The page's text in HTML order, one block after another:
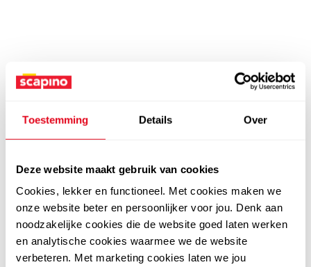
Toestemming Details Over
Deze website maakt gebruik van cookies
Cookies, lekker en functioneel. Met cookies maken we
onze website beter en persoonlijker voor jou. Denk aan
noodzakelijke cookies die de website goed laten werken
en analytische cookies waarmee we de website
verbeteren. Met marketing cookies laten we jou